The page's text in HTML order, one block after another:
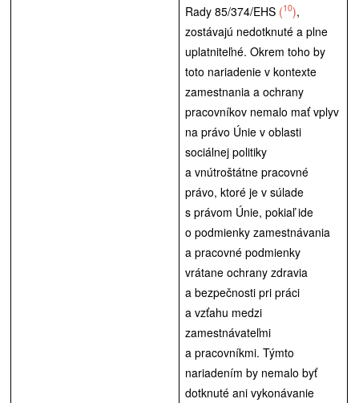
Rady 85/374/EHS (10),
zostávajú nedotknuté a plne
uplatniteľné. Okrem toho by
toto nariadenie v kontexte
zamestnania a ochrany
pracovníkov nemalo mať vplyv
na právo Únie v oblasti
sociálnej politiky
a vnútroštátne pracovné
právo, ktoré je v súlade
s právom Únie, pokiaľ ide
o podmienky zamestnávania
a pracovné podmienky
vrátane ochrany zdravia
a bezpečnosti pri práci
a vzťahu medzi
zamestnávateľmi
a pracovníkmi. Týmto
nariadením by nemalo byť
dotknuté ani vykonávanie